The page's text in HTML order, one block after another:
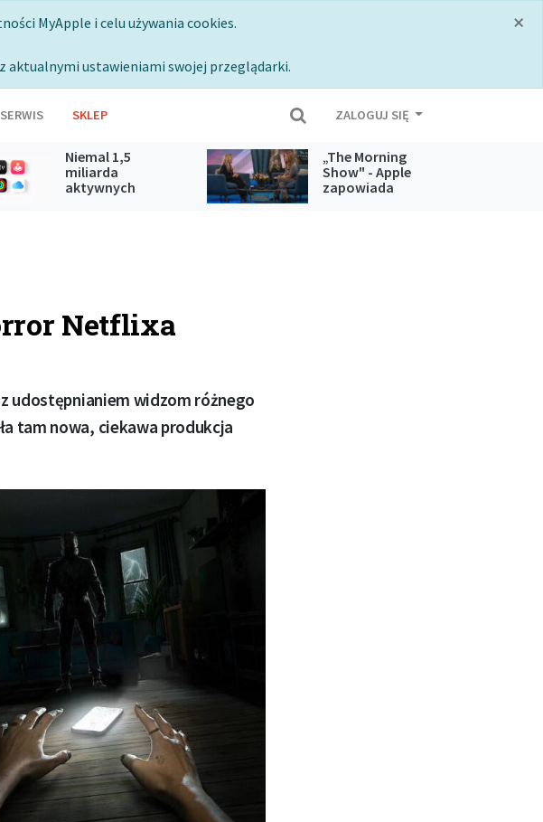
×
MyApple i celu używania cookies.
aktualnymi ustawieniami swojej przeglądarki.
SERWIS SKLEP ZALOGUJ SIĘ
Niemal 1,5
miliarda
aktywnych
„The Morning
Show" - Apple
zapowiada
Netflixa
udostępnianiem widzom różnego
tam nowa, ciekawa produkcja